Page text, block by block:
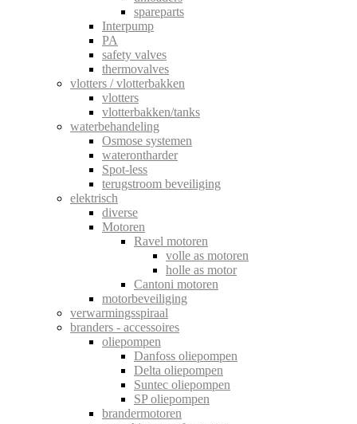
spareparts
Interpump
PA
safety valves
thermovalves
vlotters / vlotterbakken
vlotters
vlotterbakken/tanks
waterbehandeling
Osmose systemen
waterontharder
Spot-less
terugstroom beveiliging
elektrisch
diverse
Motoren
Ravel motoren
volle as motoren
holle as motor
Cantoni motoren
motorbeveiliging
verwarmingsspiraal
branders - accessoires
oliepompen
Danfoss oliepompen
Delta oliepompen
Suntec oliepompen
SP oliepompen
brandermotoren